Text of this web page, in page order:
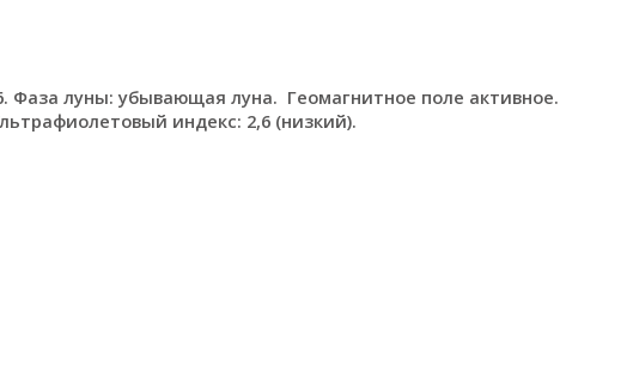
Фаза луны: убывающая луна. Геомагнитное поле активное.
индекс: 2,6 (низкий).